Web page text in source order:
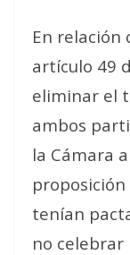
En relación
artículo 49
eliminar el
ambos
la Cámara
tenían
no